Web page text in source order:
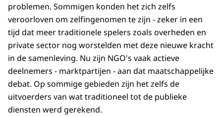
problemen. Sommigen konden het zich zelfs
veroorloven om zelfingenomen te zijn - zeker in een
tijd dat meer traditionele spelers zoals overheden en
private sector nog worstelden met deze nieuwe kracht
in de samenleving. Nu zijn NGO's vaak actieve
deelnemers - marktpartijen - aan dat maatschappelijke
debat. Op sommige gebieden zijn het zelfs de
uitvoerders van wat traditioneel tot de publieke
diensten werd gerekend.